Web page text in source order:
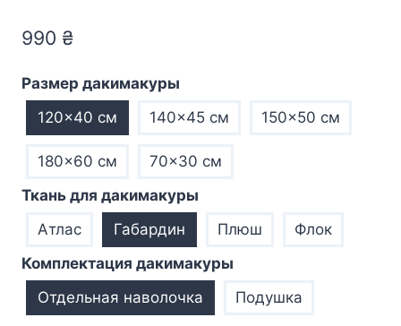
990 ₴
Размер дакимакуры
120×40 см
140×45 см 150×50 см
180×60 см
70×30 см
Ткань для дакимакуры
Атлас
Габардин Плюш
Флок
Комплектация дакимакуры
Отдельная наволочка
Подушка